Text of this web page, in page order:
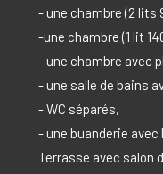
- une chambre (2 lits
-une chambre (1 lit
- une chambre avec
- une salle de bains
- WC séparés,
- une buanderie
Terrasse avec salon